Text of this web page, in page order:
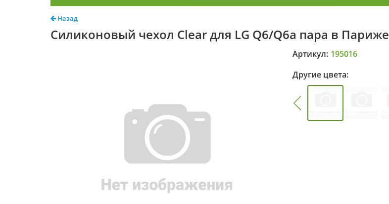
Назад
Силиконовый чехол Clear для LG Q6/Q6a пара в Париже
Артикул: 195016
Другие цвета: